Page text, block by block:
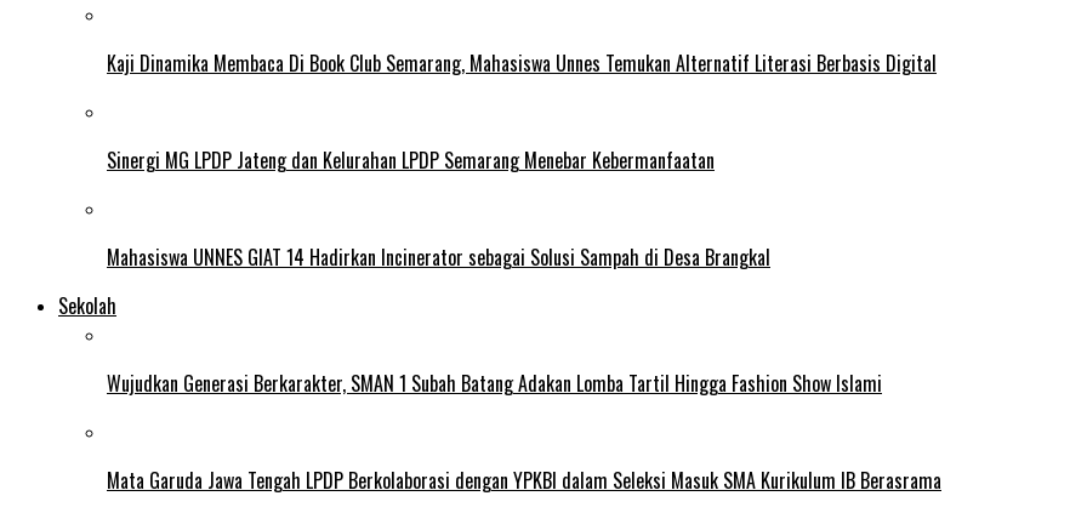
Kaji Dinamika Membaca Di Book Club Semarang, Mahasiswa Unnes Temukan Alternatif Literasi Berbasis Digital
Sinergi MG LPDP Jateng dan Kelurahan LPDP Semarang Menebar Kebermanfaatan
Mahasiswa UNNES GIAT 14 Hadirkan Incinerator sebagai Solusi Sampah di Desa Brangkal
Sekolah
Wujudkan Generasi Berkarakter, SMAN 1 Subah Batang Adakan Lomba Tartil Hingga Fashion Show Islami
Mata Garuda Jawa Tengah LPDP Berkolaborasi dengan YPKBI dalam Seleksi Masuk SMA Kurikulum IB Berasrama